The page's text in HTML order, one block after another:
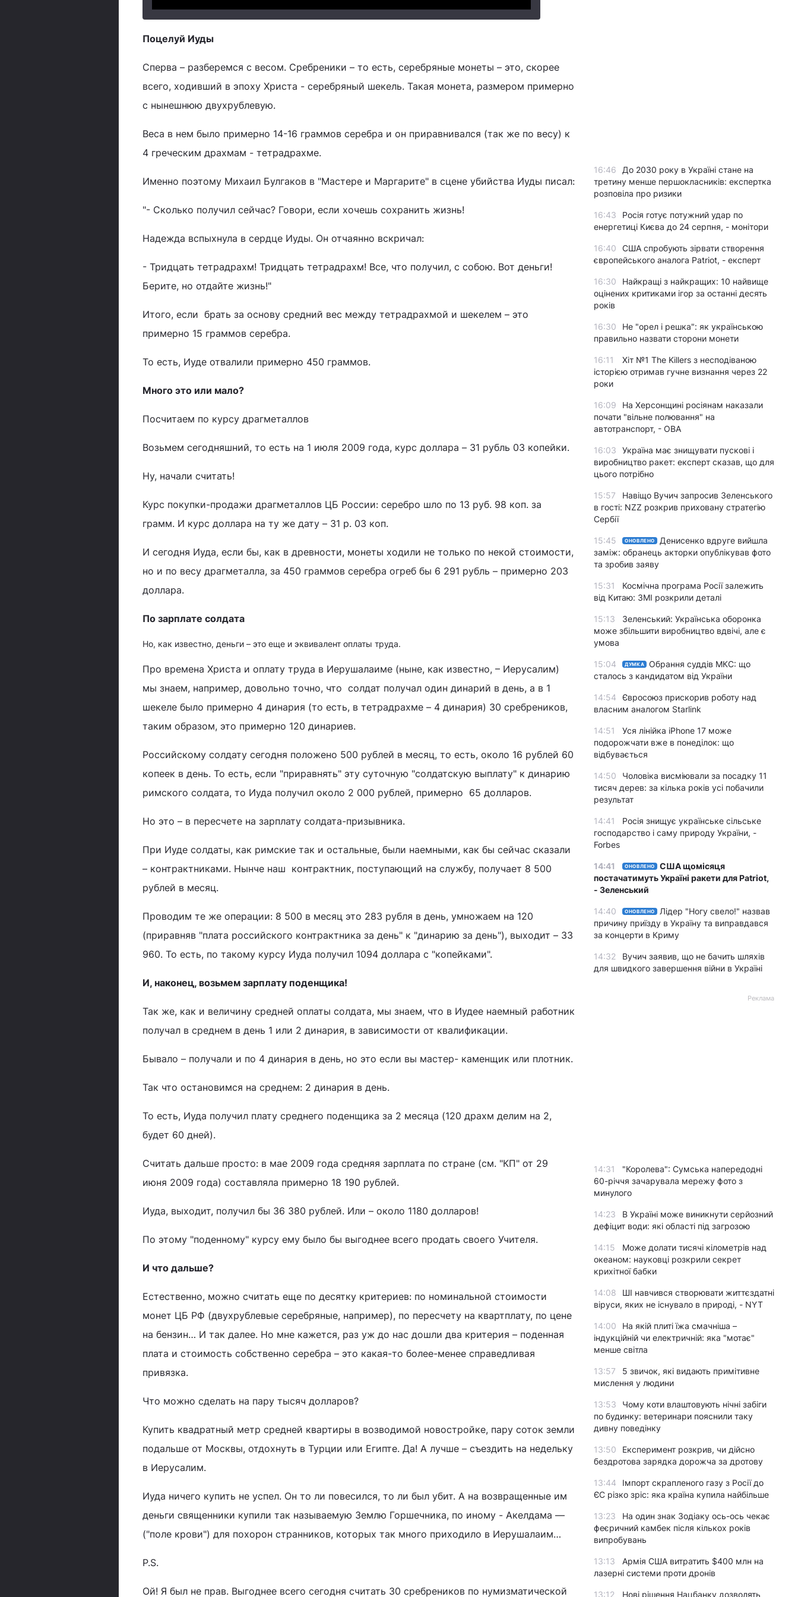
Поцелуй Иуды
Cперва – разберемся с весом. Сребреники – то есть, серебряные монеты – это, скорее
всего, ходивший в эпоху Христа - серебряный шекель. Такая монета, размером примерно
с нынешнюю двухрублевую.
Веса в нем было примерно 14-16 граммов серебра и он приравнивался (так же по весу) к
4 греческим драхмам - тетрадрахме.
Именно поэтому Михаил Булгаков в "Мастере и Маргарите" в сцене убийства Иуды писал:
"- Сколько получил сейчас? Говори, если хочешь сохранить жизнь!
Надежда вспыхнула в сердце Иуды. Он отчаянно вскричал:
- Тридцать тетрадрахм! Тридцать тетрадрахм! Все, что получил, с собою. Вот деньги!
Берите, но отдайте жизнь!"
Итого, если брать за основу средний вес между тетрадрахмой и шекелем – это
примерно 15 граммов серебра.
То есть, Иуде отвалили примерно 450 граммов.
Много это или мало?
Посчитаем по курсу драгметаллов
Возьмем сегодняшний, то есть на 1 июля 2009 года, курс доллара – 31 рубль 03 копейки.
Ну, начали считать!
Курс покупки-продажи драгметаллов ЦБ России: серебро шло по 13 руб. 98 коп. за
грамм. И курс доллара на ту же дату – 31 р. 03 коп.
И сегодня Иуда, если бы, как в древности, монеты ходили не только по некой стоимости,
но и по весу драгметалла, за 450 граммов серебра огреб бы 6 291 рубль – примерно 203
доллара.
По зарплате солдата
Но, как известно, деньги – это еще и эквивалент оплаты труда.
Про времена Христа и оплату труда в Иерушалаиме (ныне, как известно, – Иерусалим)
мы знаем, например, довольно точно, что солдат получал один динарий в день, а в 1
шекеле было примерно 4 динария (то есть, в тетрадрахме – 4 динария) 30 сребреников,
таким образом, это примерно 120 динариев.
Российскому солдату сегодня положено 500 рублей в месяц, то есть, около 16 рублей 60
копеек в день. То есть, если "приравнять" эту суточную "солдатскую выплату" к динарию
римского солдата, то Иуда получил около 2 000 рублей, примерно 65 долларов.
Но это – в пересчете на зарплату солдата-призывника.
При Иуде солдаты, как римские так и остальные, были наемными, как бы сейчас сказали
– контрактниками. Нынче наш контрактник, поступающий на службу, получает 8 500
рублей в месяц.
Проводим те же операции: 8 500 в месяц это 283 рубля в день, умножаем на 120
(приравняв "плата российского контрактника за день" к "динарию за день"), выходит – 33
960. То есть, по такому курсу Иуда получил 1094 доллара с "копейками".
И, наконец, возьмем зарплату поденщика!
Так же, как и величину средней оплаты солдата, мы знаем, что в Иудее наемный работник
получал в среднем в день 1 или 2 динария, в зависимости от квалификации.
Бывало – получали и по 4 динария в день, но это если вы мастер- каменщик или плотник.
Так что остановимся на среднем: 2 динария в день.
То есть, Иуда получил плату среднего поденщика за 2 месяца (120 драхм делим на 2,
будет 60 дней).
Считать дальше просто: в мае 2009 года средняя зарплата по стране (см. "КП" от 29
июня 2009 года) составляла примерно 18 190 рублей.
Иуда, выходит, получил бы 36 380 рублей. Или – около 1180 долларов!
По этому "поденному" курсу ему было бы выгоднее всего продать своего Учителя.
И что дальше?
Естественно, можно считать еще по десятку критериев: по номинальной стоимости
монет ЦБ РФ (двухрублевые серебряные, например), по пересчету на квартплату, по цене
на бензин… И так далее. Но мне кажется, раз уж до нас дошли два критерия – поденная
плата и стоимость собственно серебра – это какая-то более-менее справедливая
привязка.
Что можно сделать на пару тысяч долларов?
Купить квадратный метр средней квартиры в возводимой новостройке, пару соток земли
подальше от Москвы, отдохнуть в Турции или Египте. Да! А лучше – съездить на недельку
в Иерусалим.
Иуда ничего купить не успел. Он то ли повесился, то ли был убит. А на возвращенные им
деньги священники купили так называемую Землю Горшечника, по иному - Акелдама —
("поле крови") для похорон странников, которых так много приходило в Иерушалаим…
P.S.
Ой! Я был не прав. Выгоднее всего сегодня считать 30 сребреников по нумизматической
16:46
До 2030 року в Україні стане на
третину менше першокласників: експертка
розповіла про ризики
16:43
Росія готує потужний удар по
енергетиці Києва до 24 серпня, - монітори
16:40
США спробують зірвати створення
європейського аналога Patriot, - експерт
16:30
Найкращі з найкращих: 10 найвище
оцінених критиками ігор за останні десять
років
16:30
Не "орел і решка": як українською
правильно назвати сторони монети
16:11
Хіт №1 The Killers з несподіваною
історією отримав гучне визнання через 22
роки
16:09
На Херсонщині росіянам наказали
почати "вільне полювання" на
автотранспорт, - ОВА
16:03
Україна має знищувати пускові і
виробництво ракет: експерт сказав, що для
цього потрібно
15:57
Навіщо Вучич запросив Зеленського
в гості: NZZ розкрив приховану стратегію
Сербії
15:45 ОНОВЛЕНО
Денисенко вдруге вийшла
заміж: обранець акторки опублікував фото
та зробив заяву
15:31
Космічна програма Росії залежить
від Китаю: ЗМІ розкрили деталі
15:13
Зеленський: Українська оборонка
може збільшити виробництво вдвічі, але є
умова
15:04 ДУМКА
Обрання суддів МКС: що
сталось з кандидатом від України
14:54
Євросоюз прискорив роботу над
власним аналогом Starlink
14:51
Уся лінійка iPhone 17 може
подорожчати вже в понеділок: що
відбувається
14:50
Чоловіка висміювали за посадку 11
тисяч дерев: за кілька років усі побачили
результат
14:41
Росія знищує українське сільське
господарство і саму природу України, -
Forbes
14:41 ОНОВЛЕНО
США щомісяця
постачатимуть Україні ракети для Patriot,
- Зеленський
14:40 ОНОВЛЕНО
Лідер "Ногу свело!" назвав
причину приїзду в Україну та виправдався
за концерти в Криму
14:32
Вучич заявив, що не бачить шляхів
для швидкого завершення війни в Україні
Реклама
14:31
"Королева": Сумська напередодні
60-річчя зачарувала мережу фото з
минулого
14:23
В Україні може виникнути серйозний
дефіцит води: які області під загрозою
14:15
Може долати тисячі кілометрів над
океаном: науковці розкрили секрет
крихітної бабки
14:08
ШІ навчився створювати життєздатні
віруси, яких не існувало в природі, - NYT
14:00
На якій плиті їжа смачніша –
індукційній чи електричній: яка "мотає"
менше світла
13:57
5 звичок, які видають примітивне
мислення у людини
13:53
Чому коти влаштовують нічні забіги
по будинку: ветеринари пояснили таку
дивну поведінку
13:50
Експеримент розкрив, чи дійсно
бездротова зарядка дорожча за дротову
13:44
Імпорт скрапленого газу з Росії до
ЄС різко зріс: яка країна купила найбільше
13:23
На один знак Зодіаку ось-ось чекає
феєричний камбек після кількох років
випробувань
13:13
Армія США витратить $400 млн на
лазерні системи проти дронів
13:12 Нові рішення Нацбанку дозволять